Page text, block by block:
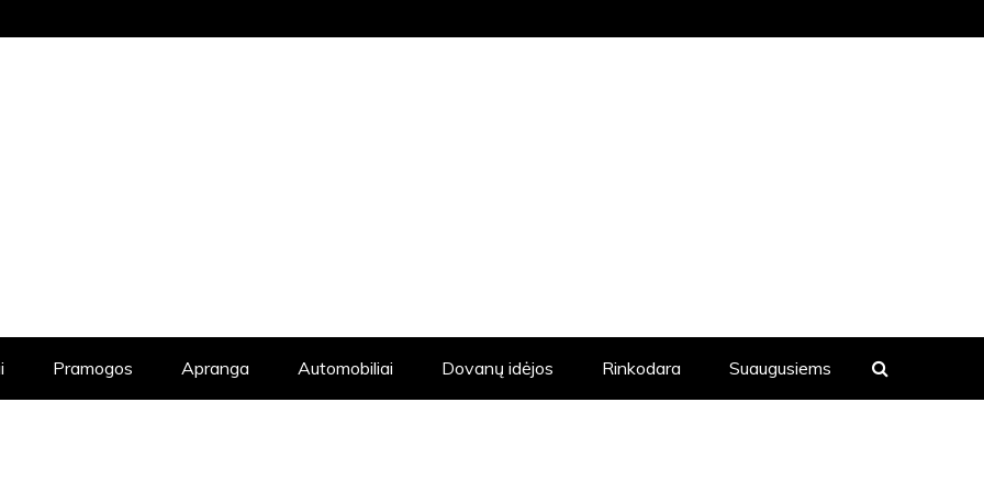
Pramogos Apranga Automobiliai Dovanų idėjos Rinkodara Suaugusiems